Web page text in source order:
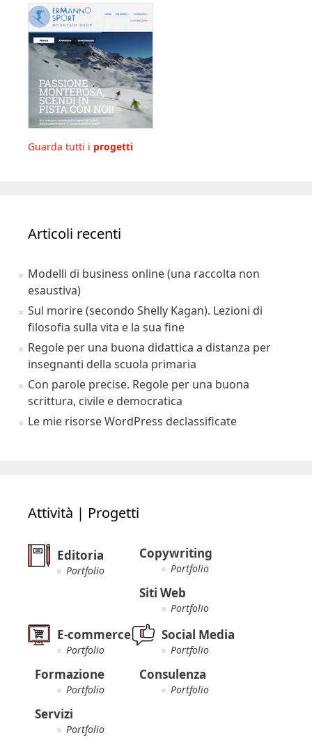
Guarda tutti i progetti
Articoli recenti
Modelli di business online (una raccolta non
esaustiva)
Sul morire (secondo Shelly Kagan). Lezioni di
filosofia sulla vita e la sua fine
Regole per una buona didattica a distanza per
insegnanti della scuola primaria
Con parole precise. Regole per una buona
scrittura, civile e democratica
Le mie risorse WordPress declassificate
Attività | Progetti
Editoria
Portfolio
Copywriting
Portfolio
Siti Web
Portfolio
E-commerce
Portfolio
Social Media
Portfolio
Formazione
Portfolio
Consulenza
Portfolio
Servizi
Portfolio